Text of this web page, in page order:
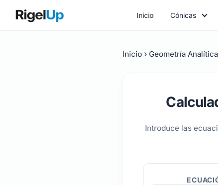
Inicio Cónicas
Inicio Geometría Analítica
Introduce las